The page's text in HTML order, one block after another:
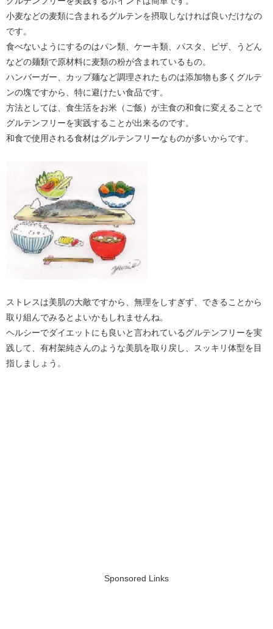
小麦などの麦類に含まれるグルテンを摂取しなければ良いだけなの
です。
食べないようにするのはパン類、ケーキ類、パスタ、ピザ、うどん
などの麺類で原材料に麦類の粉が含まれているもの。
ハンバーガー、カップ麺など調理されたものは添加物も多くグルテ
ンの塊ですから、特に避けたい食品です。
方法としては、食生活をお米（ご飯）が主食の和食に変えることで
グルテンフリーを実践することが出来るのです。
和食で使用される食材はグルテンフリーなものが多いからです。
ストレスは美肌の大敵ですから、無理をしすぎず、できることから
取り組んでみるとよいかもしれませんね。
ヘルシーでダイエットにも良いと言われているグルテンフリーを実
践して、有村架純さんのような美肌を取り戻し、スッキリ体型を目
指しましょう。
Sponsored Links